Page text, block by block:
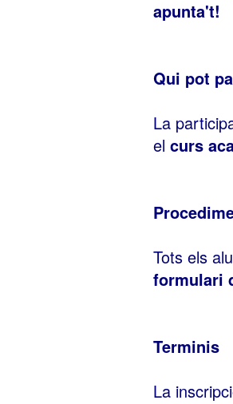
apunta't!
Qui pot
La
el curs
Tots els
formulari
Terminis
La